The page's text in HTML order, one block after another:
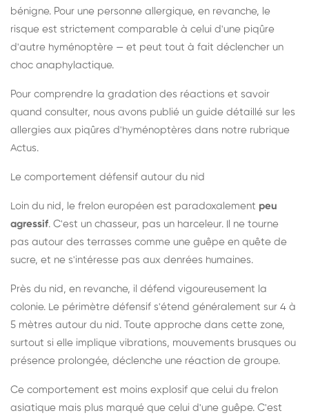
bénigne. Pour une personne allergique, en revanche, le
risque est strictement comparable à celui d'une piqûre
d'autre hyménoptère — et peut tout à fait déclencher un
choc anaphylactique.
Pour comprendre la gradation des réactions et savoir
quand consulter, nous avons publié un guide détaillé sur les
allergies aux piqûres d'hyménoptères dans notre rubrique
Actus.
Le comportement défensif autour du nid
Loin du nid, le frelon européen est paradoxalement peu
agressif. C'est un chasseur, pas un harceleur. Il ne tourne
pas autour des terrasses comme une guêpe en quête de
sucre, et ne s'intéresse pas aux denrées humaines.
Près du nid, en revanche, il défend vigoureusement la
colonie. Le périmètre défensif s'étend généralement sur 4 à
5 mètres autour du nid. Toute approche dans cette zone,
surtout si elle implique vibrations, mouvements brusques ou
présence prolongée, déclenche une réaction de groupe.
Ce comportement est moins explosif que celui du frelon
asiatique mais plus marqué que celui d'une guêpe. C'est